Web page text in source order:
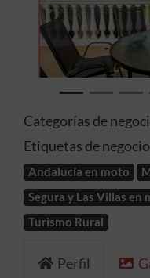
Anterior
Categorías de
Etiquetas de
Andalucía en moto
Segura y Las Villas en
Turismo Rural
Perfil